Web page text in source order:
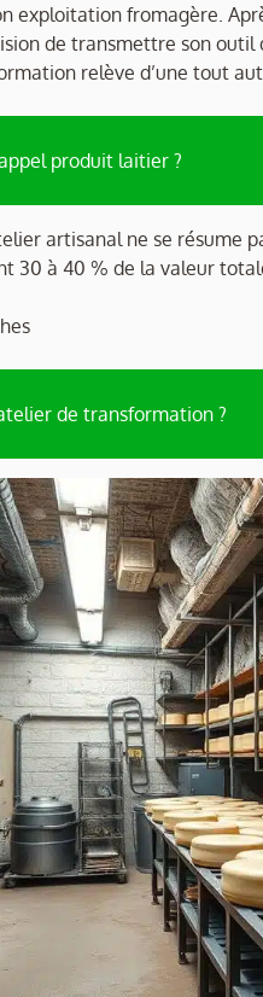
exploitation fromagère.
de transmettre son
relève d’une tout
produit laitier ?
artisanal ne se résume
30 à 40 % de la valeur
de transformation ?